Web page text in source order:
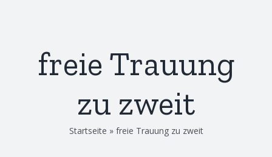
freie Trauung
zu zweit
Startseite » freie Trauung zu zweit